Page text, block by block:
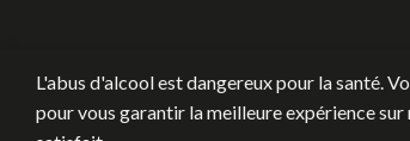
L'abus d'alcool est dangereux pour la santé.
pour vous garantir la meilleure expérience